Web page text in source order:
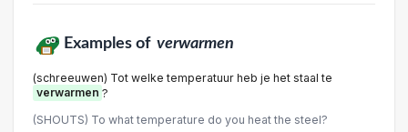
Examples of verwarmen
(schreeuwen) Tot welke temperatuur heb je het staal te
verwarmen ?
(SHOUTS) To what temperature do you heat the steel?